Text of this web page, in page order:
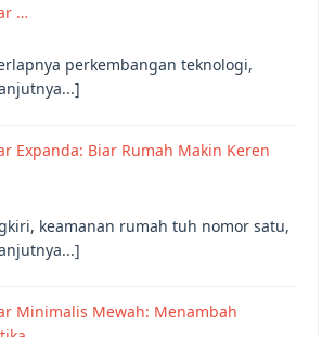
…
perkembangan teknologi,
Expanda: Biar Rumah Makin Keren
keamanan rumah tuh nomor satu,
Minimalis Mewah: Menambah